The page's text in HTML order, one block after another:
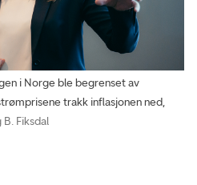
i Norge ble begrenset av
trakk inflasjonen ned,
B. Fiksdal